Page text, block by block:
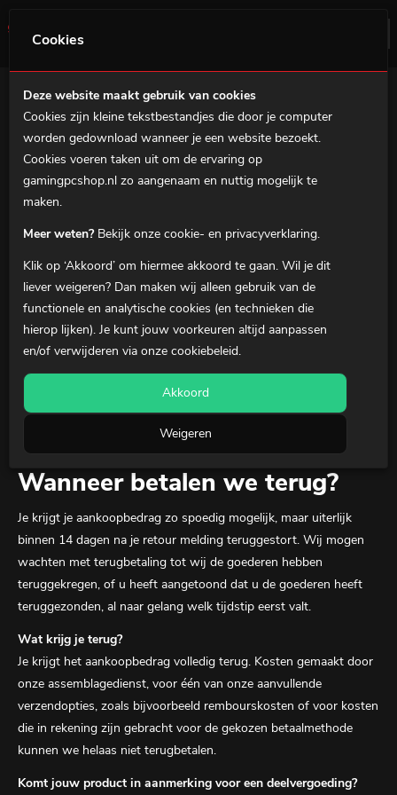
Cookies
Deze website maakt gebruik van cookies
Cookies zijn kleine tekstbestandjes die door je computer
worden gedownload wanneer je een website bezoekt.
Cookies voeren taken uit om de ervaring op
gamingpcshop.nl zo aangenaam en nuttig mogelijk te
maken.
Meer weten? Bekijk onze cookie- en privacyverklaring.
Klik op ‘Akkoord’ om hiermee akkoord te gaan. Wil je dit
liever weigeren? Dan maken wij alleen gebruik van de
functionele en analytische cookies (en technieken die
hierop lijken). Je kunt jouw voorkeuren altijd aanpassen
en/of verwijderen via onze cookiebeleid.
Akkoord
Weigeren
Home
Gaming PC's
MSI Prebuilds
Over ons
Klantenservice
Winkelmandje
Veelgestelde
vragen
Stel hier je vraag
Stel hieronder je vraag. Mocht je
geen antwoord vinden op je
vraag, blader dan tussen de
categorieën of neemcontact
met ons op.
Wanneer betalen we terug?
Je krijgt je aankoopbedrag zo spoedig mogelijk, maar uiterlijk
binnen 14 dagen na je retour melding teruggestort. Wij mogen
wachten met terugbetaling tot wij de goederen hebben
teruggekregen, of u heeft aangetoond dat u de goederen heeft
teruggezonden, al naar gelang welk tijdstip eerst valt.
Wat krijg je terug?
Je krijgt het aankoopbedrag volledig terug. Kosten gemaakt door
onze assemblagedienst, voor één van onze aanvullende
verzendopties, zoals bijvoorbeeld rembourskosten of voor kosten
die in rekening zijn gebracht voor de gekozen betaalmethode
kunnen we helaas niet terugbetalen.
Komt jouw product in aanmerking voor een deelvergoeding?